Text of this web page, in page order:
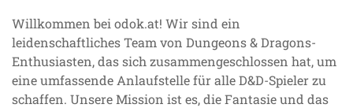
Willkommen bei odok.at! Wir sind ein
leidenschaftliches Team von Dungeons & Dragons-
Enthusiasten, das sich zusammengeschlossen hat, um
eine umfassende Anlaufstelle für alle D&D-Spieler zu
schaffen. Unsere Mission ist es, die Fantasie und das